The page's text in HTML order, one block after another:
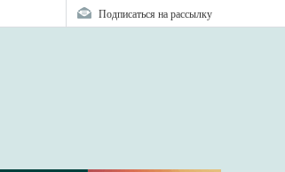
Подписаться на рассылку